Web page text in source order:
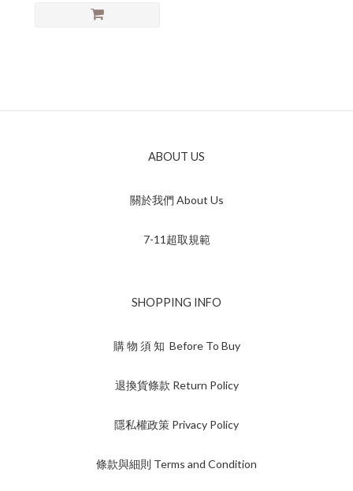
ABOUT US
關於我們 About Us
7-11超取規範
SHOPPING INFO
購 物 須 知 Before To Buy
退換貨條款 Return Policy
隱私權政策 Privacy Policy
條款與細則 Terms and Condition